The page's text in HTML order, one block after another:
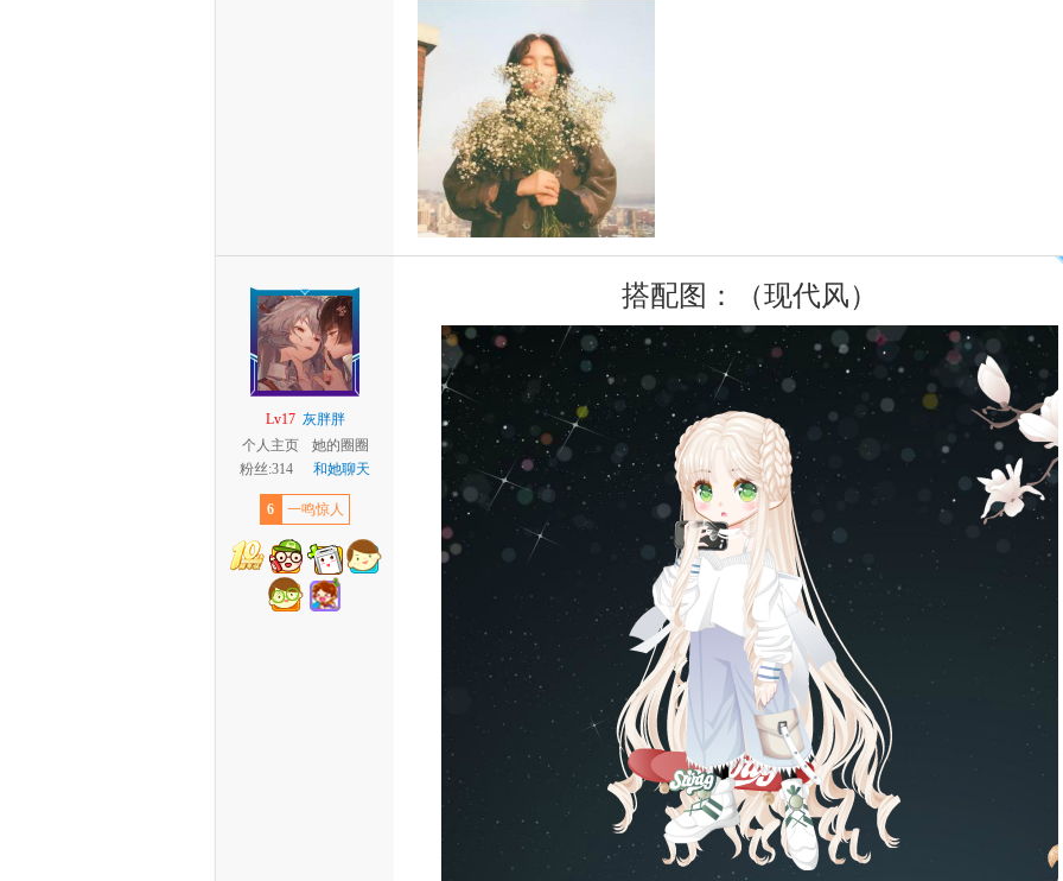
Lv17 灰胖胖
个人主页
她的圈圈
粉丝:314
和她聊天
6 一鸣惊人
搭配图：（现代风）